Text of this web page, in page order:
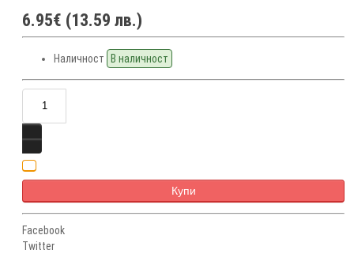
6.95€ (13.59 лв.)
Наличност В наличност
Купи
Facebook
Twitter